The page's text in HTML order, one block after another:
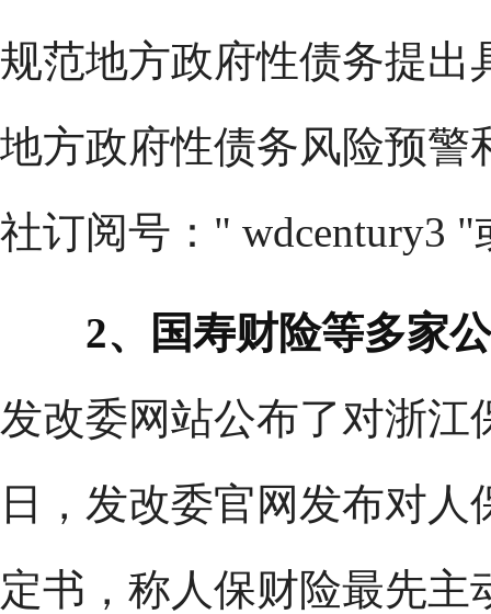
规范地方政府性债务提出
地方政府性债务风险预警
社订阅号：" wdcentury3
2、国寿财险等多家
发改委网站公布了对浙江
日，发改委官网发布对
定书，称人保财险最先